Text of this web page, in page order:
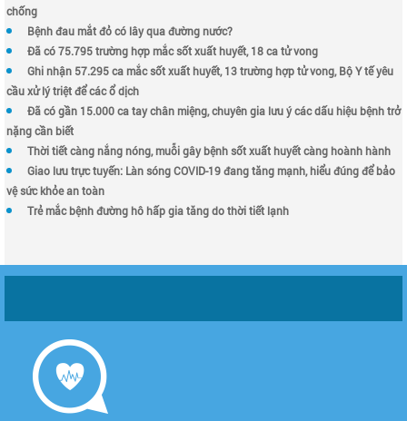
chống
Bệnh đau mắt đỏ có lây qua đường nước?
Đã có 75.795 trường hợp mắc sốt xuất huyết, 18 ca tử vong
Ghi nhận 57.295 ca mắc sốt xuất huyết, 13 trường hợp tử vong, Bộ Y tế yêu
cầu xử lý triệt để các ổ dịch
Đã có gần 15.000 ca tay chân miệng, chuyên gia lưu ý các dấu hiệu bệnh trở
nặng cần biết
Thời tiết càng nắng nóng, muỗi gây bệnh sốt xuất huyết càng hoành hành
Giao lưu trực tuyến: Làn sóng COVID-19 đang tăng mạnh, hiểu đúng để bảo
vệ sức khỏe an toàn
Trẻ mắc bệnh đường hô hấp gia tăng do thời tiết lạnh